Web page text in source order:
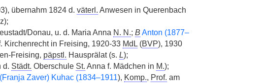
übernahm 1824 d. väterl. Anwesen in Querenbach
Donau, u. d. Maria Anna N. N.; B Anton (1877–
Kirchenrecht in Freising, 1920-33 MdL(BVP), 1930
Freising, päpstl. Hausprälat (s. L);
d. Städt. Oberschule St. Anna f. Mädchen in M.);
Zaver) Kuhac (1834–1911), Komp., Prof. am